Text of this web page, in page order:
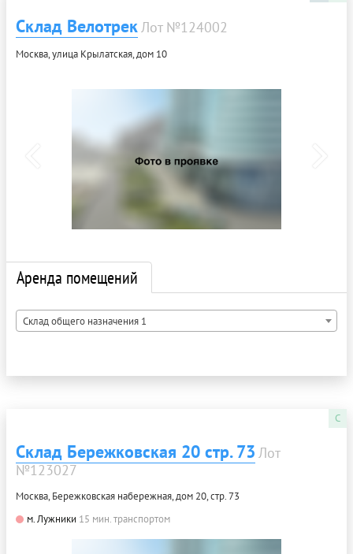
Склад ВелотрекЛот №124002
Москва, улица Крылатская, дом 10
Аренда помещений
Склад общего назначения 1
C
Склад Бережковская 20 стр. 73 Лот
№123027
Москва, Бережковская набережная, дом 20, стр. 73
м. Лужники 15 мин. транспортом